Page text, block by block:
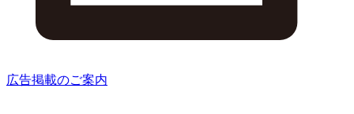
広告掲載のご案内